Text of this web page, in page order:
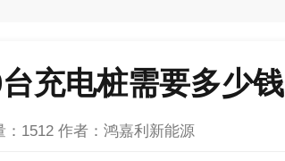
充电桩需要多少钱
1512 作者：鸿嘉利新能源